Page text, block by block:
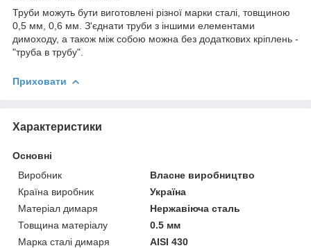
Труби можуть бути виготовлені різної марки сталі, товщиною
0,5 мм, 0,6 мм. З'єднати труби з іншими елементами
димоходу, а також між собою можна без додаткових кріплень -
"труба в трубу".
Приховати
Характеристики
Основні
Виробник
Власне виробництво
Країна виробник
Україна
Матеріал димаря
Нержавіюча сталь
Товщина матеріалу
0.5 мм
Марка сталі димаря
AISI 430